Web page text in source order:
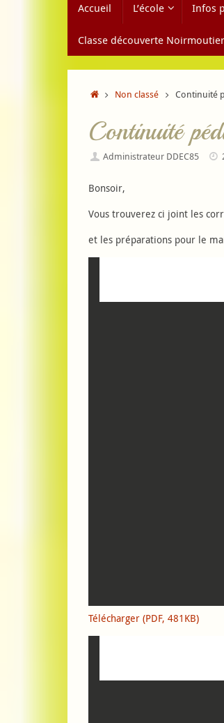
Accueil L’école Infos
Classe découverte Noirmoutier
AccueilNon classé Continuité
Continuité
Administrateur DDEC85
Bonsoir,
Vous trouverez ci joint les
et les préparations pour le
Télécharger (PDF, 481KB)